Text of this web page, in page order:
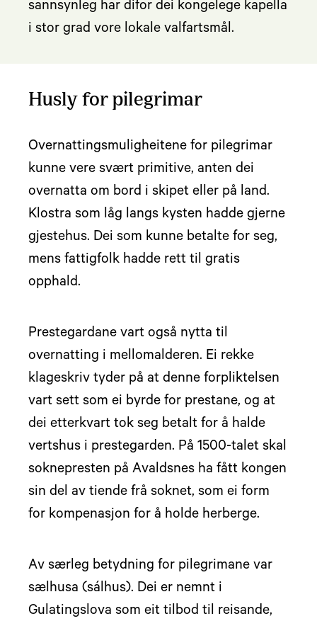
sannsynleg har difor dei kongelege kapella
i stor grad vore lokale valfartsmål.
Husly for pilegrimar
Overnattingsmuligheitene for pilegrimar
kunne vere svært primitive, anten dei
overnatta om bord i skipet eller på land.
Klostra som låg langs kysten hadde gjerne
gjestehus. Dei som kunne betalte for seg,
mens fattigfolk hadde rett til gratis
opphald.
Prestegardane vart også nytta til
overnatting i mellomalderen. Ei rekke
klageskriv tyder på at denne forpliktelsen
vart sett som ei byrde for prestane, og at
dei etterkvart tok seg betalt for å halde
vertshus i prestegarden. På 1500-talet skal
soknepresten på Avaldsnes ha fått kongen
sin del av tiende frå soknet, som ei form
for kompenasjon for å holde herberge.
Av særleg betydning for pilegrimane var
sælhusa (sálhus). Dei er nemnt i
Gulatingslova som eit tilbod til reisande,